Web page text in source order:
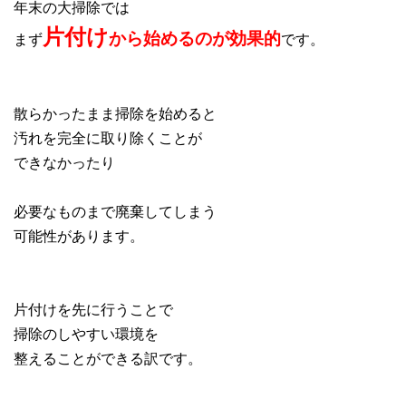
年末の大掃除では
まず片付けから始めるのが効果的です。
散らかったまま掃除を始めると
汚れを完全に取り除くことが
できなかったり
必要なものまで廃棄してしまう
可能性があります。
片付けを先に行うことで
掃除のしやすい環境を
整えることができる訳です。